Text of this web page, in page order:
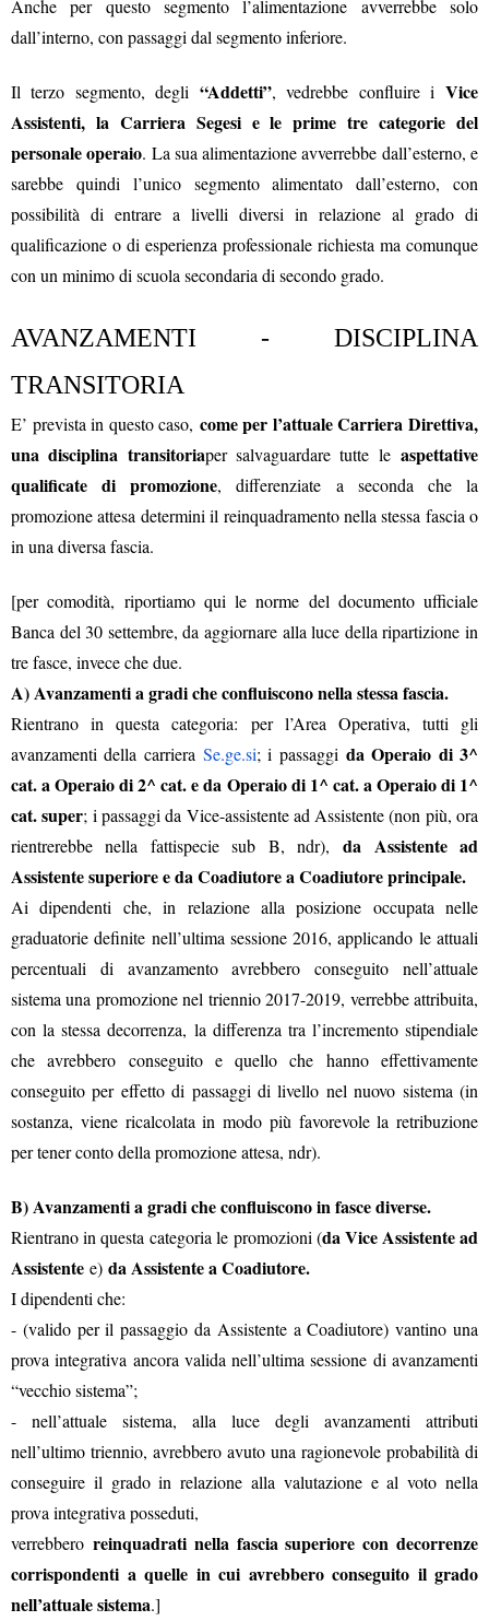
Anche per questo segmento l’alimentazione avverrebbe solo
dall’interno, con passaggi dal segmento inferiore.
Il terzo segmento, degli “Addetti”, vedrebbe confluire i Vice
Assistenti, la Carriera Segesi e le prime tre categorie del
personale operaio. La sua alimentazione avverrebbe dall’esterno, e
sarebbe quindi l’unico segmento alimentato dall’esterno, con
possibilità di entrare a livelli diversi in relazione al grado di
qualificazione o di esperienza professionale richiesta ma comunque
con un minimo di scuola secondaria di secondo grado.
AVANZAMENTI - DISCIPLINA
TRANSITORIA
E’ prevista in questo caso, come per l’attuale Carriera Direttiva,
una disciplina transitoriaper salvaguardare tutte leaspettative
qualificate di promozione, differenziate a seconda che la
promozione attesa determini il reinquadramento nella stessa fascia o
in una diversa fascia.
[per comodità, riportiamo qui le norme del documento ufficiale
Banca del 30 settembre, da aggiornare alla luce della ripartizione in
tre fasce, invece che due.
A) Avanzamenti a gradi che confluiscono nella stessa fascia.
Rientrano in questa categoria: per l’Area Operativa, tutti gli
avanzamenti della carriera Se.ge.si; i passaggi da Operaio di 3^
cat. a Operaio di 2^ cat. e da Operaio di 1^ cat. a Operaio di 1^
cat. super; i passaggi da Vice-assistente ad Assistente (non più, ora
rientrerebbe nella fattispecie sub B, ndr),da Assistente ad
Assistente superiore e da Coadiutore a Coadiutore principale.
Ai dipendenti che, in relazione alla posizione occupata nelle
graduatorie definite nell’ultima sessione 2016, applicando le attuali
percentuali di avanzamento avrebbero conseguito nell’attuale
sistema una promozione nel triennio 2017-2019, verrebbe attribuita,
con la stessa decorrenza, la differenza tra l’incremento stipendiale
che avrebbero conseguito e quello che hanno effettivamente
conseguito per effetto di passaggi di livello nel nuovo sistema (in
sostanza, viene ricalcolata in modo più favorevole la retribuzione
per tener conto della promozione attesa, ndr).
B) Avanzamenti a gradi che confluiscono in fasce diverse.
Rientrano in questacategoria le promozioni (da Vice Assistente ad
Assistente e) da Assistente a Coadiutore.
I dipendenti che:
- (valido per il passaggio da Assistente a Coadiutore) vantino una
prova integrativa ancora valida nell’ultima sessione di avanzamenti
“vecchio sistema”;
- nell’attuale sistema, alla luce degli avanzamenti attributi
nell’ultimo triennio, avrebbero avuto una ragionevole probabilità di
conseguire il grado in relazione alla valutazione e al voto nella
prova integrativa posseduti,
verrebbero reinquadrati nella fascia superiore con decorrenze
corrispondenti a quelle in cui avrebbero conseguito il grado
nell’attuale sistema.]